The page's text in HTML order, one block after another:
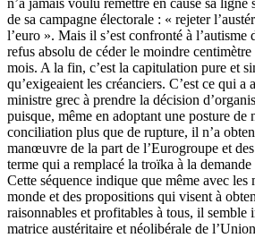
n’a jamais voulu remettre en cause sa ligne
de sa campagne électorale : « rejeter
l’euro ». Mais il s’est confronté à l’autisme
refus absolu de céder le moindre
mois. A la fin, c’est la capitulation pure et
qu’exigeaient les créanciers. C’est ce qui a
ministre grec à prendre la décision
puisque, même en adoptant une posture de
conciliation plus que de rupture, il n’a
manœuvre de la part de l’Eurogroupe et
terme qui a remplacé la troïka à la
Cette séquence indique que même avec
monde et des propositions qui visent à
raisonnables et profitables à tous, il semble
matrice austéritaire et néolibérale de